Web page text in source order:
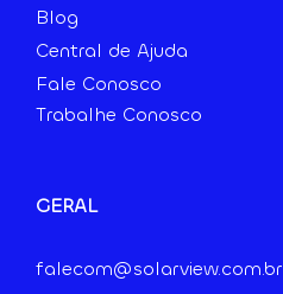
Blog
Central de Ajuda
Fale Conosco
Trabalhe Conosco
GERAL
falecom@solarview.com.br